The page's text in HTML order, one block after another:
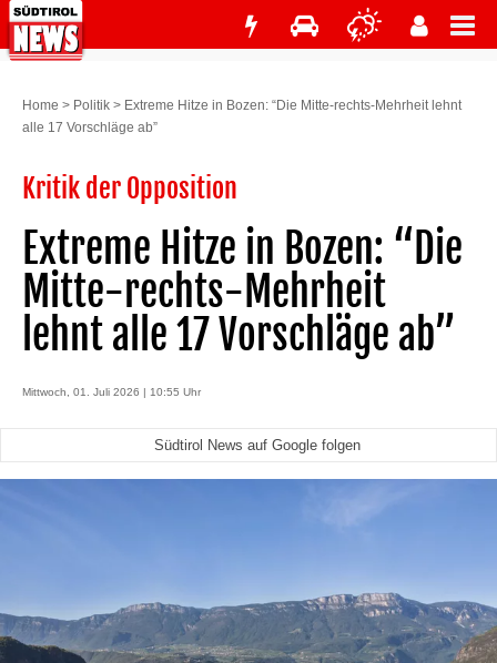
Home > Politik > Extreme Hitze in Bozen: “Die Mitte-rechts-Mehrheit lehnt
alle 17 Vorschläge ab”
Kritik der Opposition
Extreme Hitze in Bozen: “Die
Mitte-rechts-Mehrheit
lehnt alle 17 Vorschläge ab”
Mittwoch, 01. Juli 2026 | 10:55 Uhr
Südtirol News auf Google folgen